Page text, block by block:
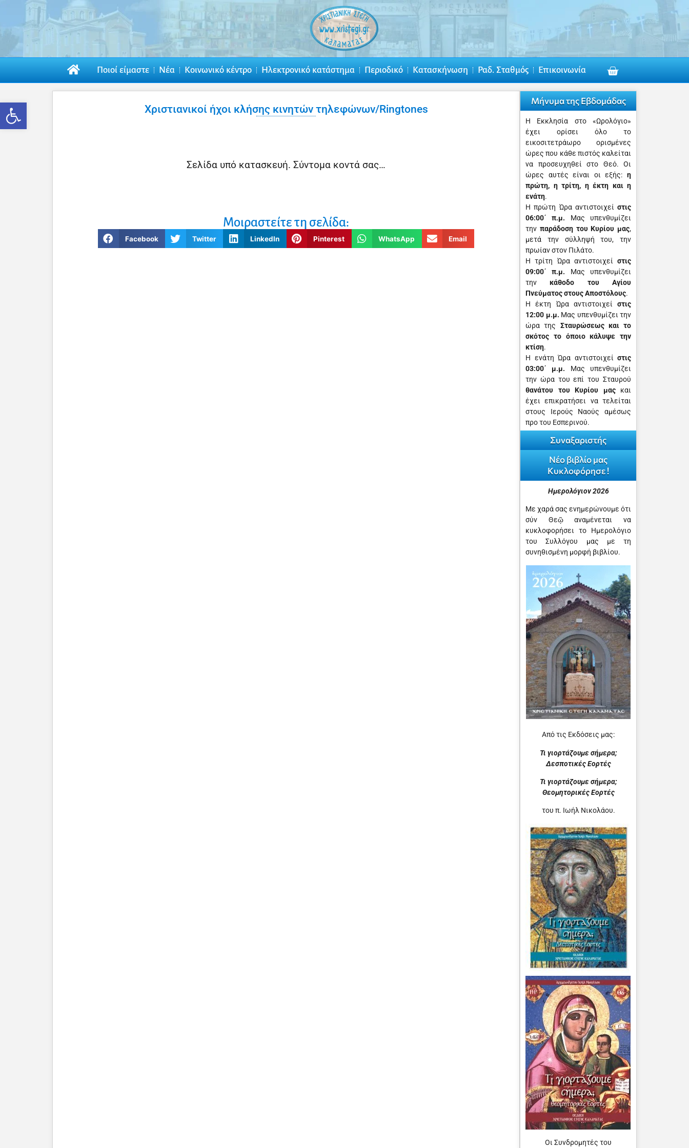
Ποιοί είμαστε Νέα Κοινωνικό κέντρο Ηλεκτρονικό κατάστημα Περιοδικό Κατασκήνωση Ραδ. Σταθμός Επικοινωνία
Χριστιανικοί ήχοι κλήσης κινητών τηλεφώνων/Ringtones
Σελίδα υπό κατασκευή. Σύντομα κοντά σας…
Μοιραστείτε τη σελίδα:
Facebook Twitter LinkedIn Pinterest WhatsApp Email
Μήνυμα της Εβδομάδας
Η Εκκλησία στο «Ωρολόγιο»
έχει ορίσει όλο το
εικοσιτετράωρο ορισμένες
ώρες που κάθε πιστός καλείται
να προσευχηθεί στο Θεό. Οι
ώρες αυτές είναι οι εξής: η
πρώτη, η τρίτη, η έκτη και η
ενάτη.
Η πρώτη Ώρα αντιστοιχεί στις
06:00΄ π.μ. Μας υπενθυμίζει
την παράδοση του Κυρίου μας,
μετά την σύλληψή του, την
πρωίαν στον Πιλάτο.
Η τρίτη Ώρα αντιστοιχεί στις
09:00΄ π.μ. Μας υπενθυμίζει
τηνκάθοδο του Αγίου
Πνεύματος στους Αποστόλους.
Η έκτη Ώρα αντιστοιχεί στις
12:00 μ.μ. Μας υπενθυμίζει την
ώρα της Σταυρώσεως και το
σκότος το όποιο κάλυψε την
κτίση.
Η ενάτη Ώρα αντιστοιχεί στις
03:00΄ μ.μ. Μας υπενθυμίζει
την ώρα του επί του Σταυρού
θανά­του του Κυρίου μαςκαι
έχει επικρατήσει να τελείται
στους Ιερούς Ναούς αμέσως
προ του Εσπερινού.
Συναξαριστής
Νέο βιβλίο μας
Κυκλοφόρησε !
Ημερολόγιον 2026
Με χαρά σας ενημερώνουμε ότι
σύν Θεῷ αναμένεται να
κυκλοφορήσει το Ημερολόγιο
του Συλλόγου μας με τη
συνηθισμένη μορφή βιβλίου.
Από τις Εκδόσεις μας:
Τι γιορτάζουμε σήμερα;
Δεσποτικές Εορτές
Τι γιορτάζουμε σήμερα;
Θεομητορικές Εορτές
του π. Ιωήλ Νικολάου.
Οι Συνδρομητές του
Ανοίξτε τη γραμμή εργαλείων